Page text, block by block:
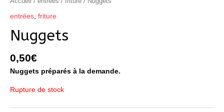
entrées, friture
Nuggets
0,50€
Nuggets préparés à la demande.
Rupture de stock